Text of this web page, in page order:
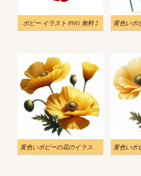
ポピー イラスト PNG 無料 2
黄色いポピーの花のイラストの背景